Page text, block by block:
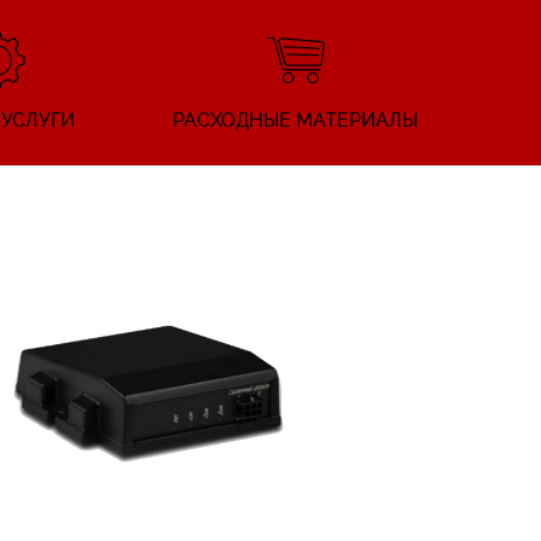
РАСХОДНЫЕ МАТЕРИАЛЫ